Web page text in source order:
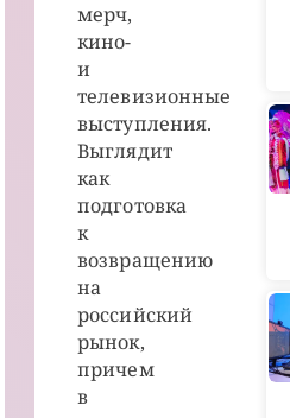
мерч,
кино-
и
телевизионные
выступления.
Выглядит
как
подготовка
к
возвращению
на
российский
рынок,
причем
в